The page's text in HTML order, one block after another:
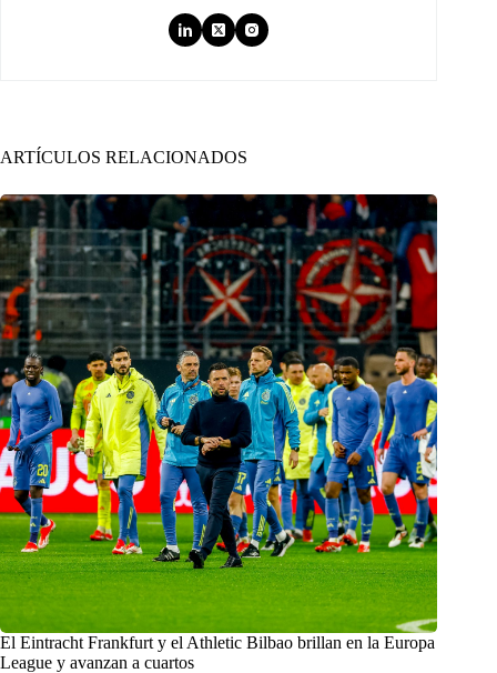
ARTÍCULOS RELACIONADOS
El Eintracht Frankfurt y el Athletic Bilbao brillan en la Europa
League y avanzan a cuartos